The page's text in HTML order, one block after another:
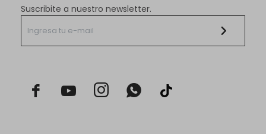
Suscribite a nuestro newsletter.
  